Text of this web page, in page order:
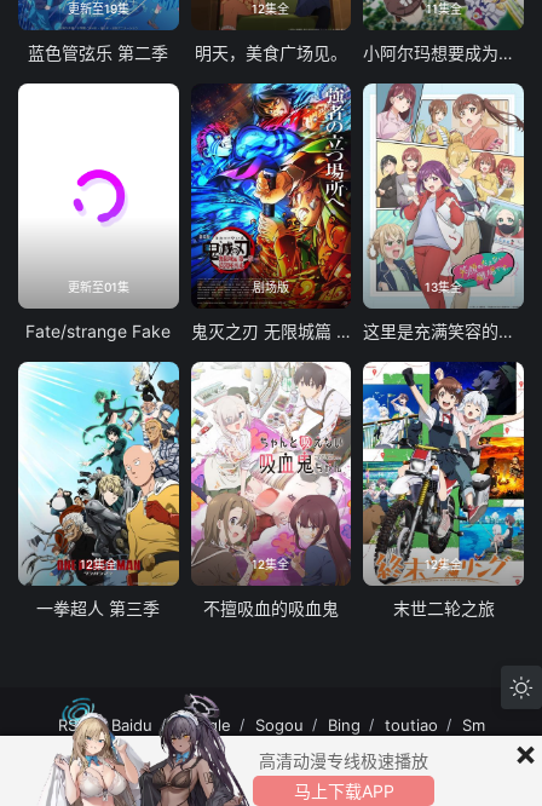
更新至19集
蓝色管弦乐 第二季
12集全
明天，美食广场见。
11集全
小阿尔玛想要成为家人
更新至01集
Fate/strange Fake
剧场版
鬼灭之刃 无限城篇 第一章 猗窝座再袭
13集全
这里是充满笑容的职场。
12集全
一拳超人 第三季
12集全
不擅吸血的吸血鬼
12集全
末世二轮之旅
RSS Baidu Google Sogou Bing toutiao Sm
MuteFun动漫网站-无声乐趣-(゜-゜)つロ 干杯~MuteFun动漫网站所有内容均来
自互联网分享站点所提供的公开引用资源，未提供资源上传、存储服务。
×
高清动漫专线极速播放
马上下载APP